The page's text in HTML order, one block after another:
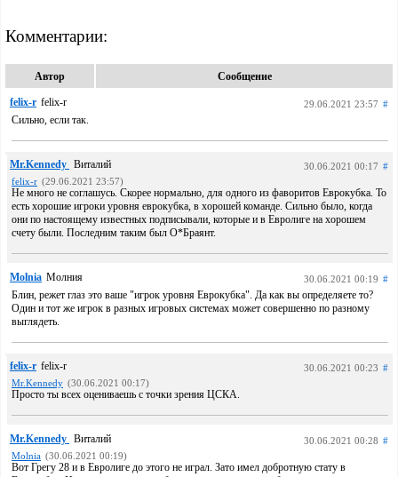
Комментарии:
Автор Сообщение
felix-r felix-r 29.06.2021 23:57 #
Сильно, если так.
Mr.Kennedy Виталий 30.06.2021 00:17 #
felix-r (29.06.2021 23:57)
Не много не соглашусь. Скорее нормально, для одного из фаворитов Еврокубка. То
есть хорошие игроки уровня еврокубка, в хорошей команде. Сильно было, когда
они по настоящему известных подписывали, которые и в Евролиге на хорошем
счету были. Последним таким был О*Браянт.
Molnia Молния 30.06.2021 00:19 #
Блин, режет глаз это ваше "игрок уровня Еврокубка". Да как вы определяете то?
Один и тот же игрок в разных игровых системах может совершенно по разному
выглядеть.
felix-r felix-r 30.06.2021 00:23 #
Mr.Kennedy (30.06.2021 00:17)
Просто ты всех оцениваешь с точки зрения ЦСКА.
Mr.Kennedy Виталий 30.06.2021 00:28 #
Molnia (30.06.2021 00:19)
Вот Грегу 28 и в Евролиге до этого не играл. Зато имел добротную стату в